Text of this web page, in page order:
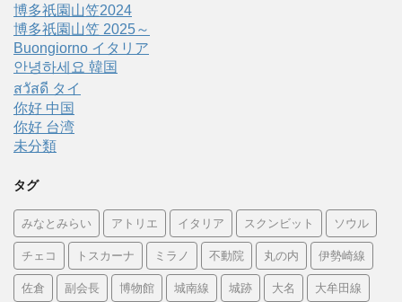
博多祇園山笠2024
博多祇園山笠 2025～
Buongiorno イタリア
안녕하세요 韓国
สวัสดี タイ
你好 中国
你好 台湾
未分類
タグ
みなとみらい アトリエ イタリア スクンビット ソウル
チェコ トスカーナ ミラノ 不動院 丸の内 伊勢崎線
佐倉 副会長 博物館 城南線 城跡 大名 大牟田線